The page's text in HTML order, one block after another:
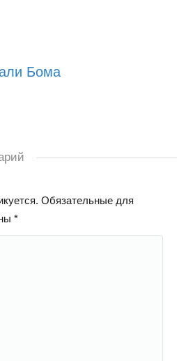
Бома
Обязательные для
*